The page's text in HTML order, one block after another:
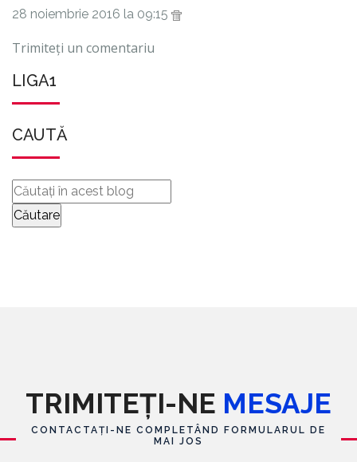
28 noiembrie 2016 la 09:15
Trimiteți un comentariu
LIGA1
CAUTĂ
TRIMITEȚI-NE MESAJE
CONTACTAȚI-NE COMPLETÂND FORMULARUL DE
MAI JOS